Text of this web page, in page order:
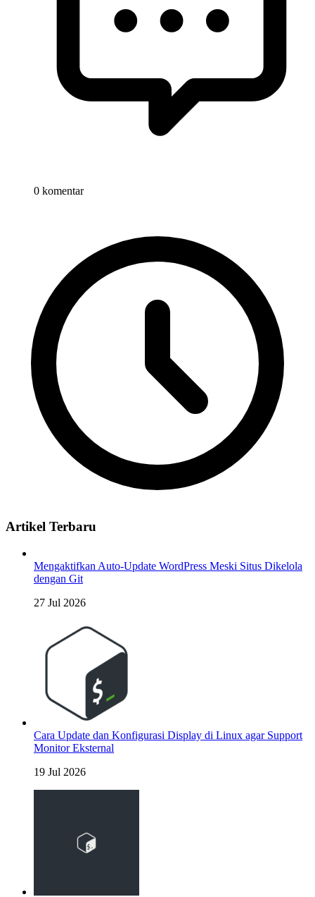
0 komentar
Artikel Terbaru
Mengaktifkan Auto-Update WordPress Meski Situs Dikelola
dengan Git
27 Jul 2026
Cara Update dan Konfigurasi Display di Linux agar Support
Monitor Eksternal
19 Jul 2026